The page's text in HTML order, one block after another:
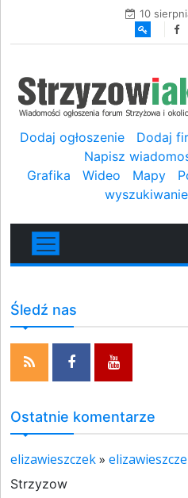
10
Dodaj ogłoszenie Dodaj
Napisz
Grafika
Wideo Mapy
wyszukiwanie
Śledź nas
Ostatnie komentarze
elizawieszczek»
Strzyzow